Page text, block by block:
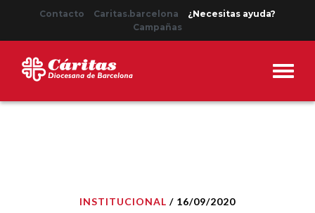
Contacto Caritas.barcelona
¿Necesitas ayuda?
Campañas
INSTITUCIONAL / 16/09/2020